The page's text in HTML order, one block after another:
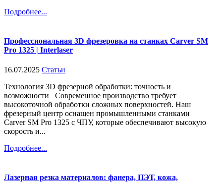
Подробнее...
Профессиональная 3D фрезеровка на станках Carver SM
Pro 1325 | Interlaser
16.07.2025 Статьи
Технология 3D фрезерной обработки: точность и
возможности Современное производство требует
высокоточной обработки сложных поверхностей. Наш
фрезерный центр оснащен промышленными станками
Carver SM Pro 1325 с ЧПУ, которые обеспечивают высокую
скорость и...
Подробнее...
Лазерная резка материалов: фанера, ПЭТ, кожа,